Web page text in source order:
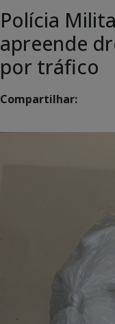
Polícia
apreende
por tráfico
Compartilhar: